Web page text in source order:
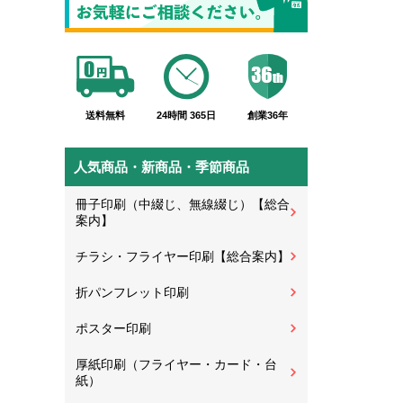
送料無料 24時間 365日 創業36年
人気商品・新商品・季節商品
冊子印刷（中綴じ、無線綴じ）【総合
案内】
チラシ・フライヤー印刷【総合案内】
折パンフレット印刷
ポスター印刷
厚紙印刷（フライヤー・カード・台
紙）